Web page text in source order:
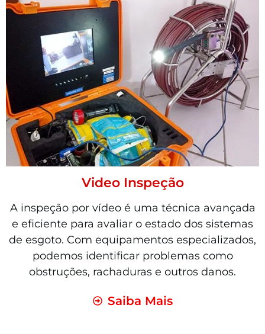
Video Inspeção
A inspeção por vídeo é uma técnica avançada
e eficiente para avaliar o estado dos sistemas
de esgoto. Com equipamentos especializados,
podemos identificar problemas como
obstruções, rachaduras e outros danos.
Saiba Mais